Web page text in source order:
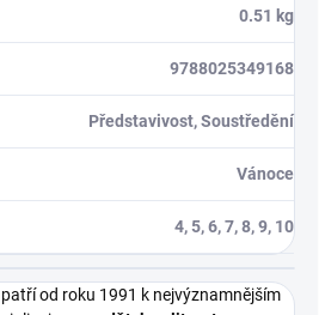
0.51 kg
9788025349168
Představivost, Soustředění
Vánoce
4, 5, 6, 7, 8, 9, 10
patří od roku 1991 k nejvýznamnějším